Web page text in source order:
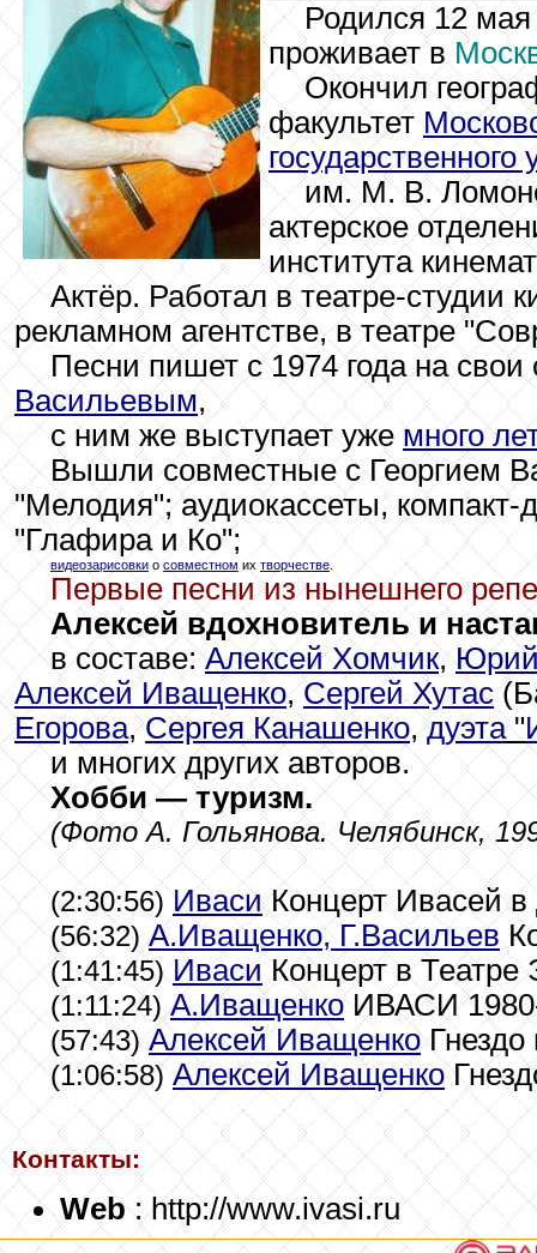
Родился 12 мая
проживает в
Окончил
факультет
государственного
им. М. В.
актерское
института
Актёр. Работал в театре-студии
рекламном агентстве, в театре
Песни пишет с 1974 года на
Васильевым,
с ним же выступает уже много
Вышли совместные с Георгием
"Мелодия"; аудиокассеты, компакт-
"Глафира и Ко";
видеозарисовки о совместном их творчестве
Первые песни из нынешнего
Алексей вдохновитель и
в составе:Алексей Хомчик,
Алексей Иващенко, Сергей Хутас
Егорова,Сергея Канашенко,дуэта"
и многих других авторов.
Хобби — туризм.
(Фото А. Гольянова. Челябинск,
(2:30:56) Иваси Концерт Ивасей
(56:32) А.Иващенко, Г.Васильев
(1:41:45) Иваси Концерт в Театре
(1:11:24) А.Иващенко ИВАСИ
(57:43) Алексей Иващенко
(1:06:58) Алексей Иващенко
Контакты:
Web : http://www.ivasi.ru